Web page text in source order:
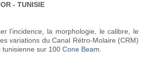
- TUNISIE
l’incidence, la morphologie, le calibre, le
variations du Canal Rétro-Molaire (CRM)
sur 100 Cone Beam